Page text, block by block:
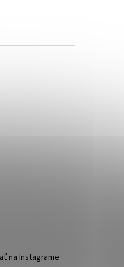
na Instagrame